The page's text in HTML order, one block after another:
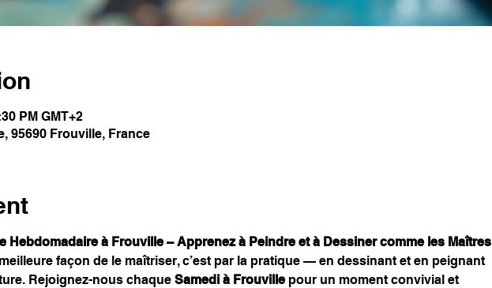
PM GMT+2
95690 Frouville, France
Hebdomadaire à Frouville – Apprenez à Peindre et à Dessiner comme les Maîtres
façon de le maîtriser, c’est par la pratique — en dessinant et en peignant
Rejoignez-nous chaque Samedi à Frouville pour un moment convivial et